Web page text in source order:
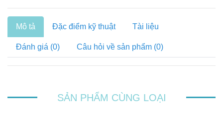
Mô tả Đặc điểm kỹ thuật Tài liệu
Đánh giá (0) Câu hỏi về sản phẩm (0)
SẢN PHẨM CÙNG LOẠI